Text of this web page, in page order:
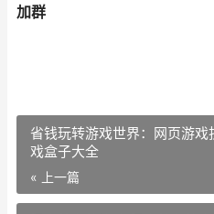
加群
省钱玩转游戏世界：网页游
戏盒子大全
« 上一篇